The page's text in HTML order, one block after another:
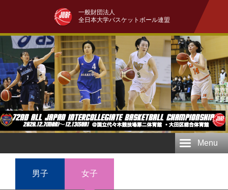
一般財団法人
全日本大学バスケットボール連盟
Menu
男子 女子